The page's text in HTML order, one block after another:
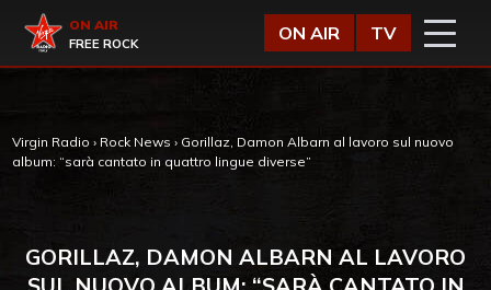
Virgin Radio
ON AIR
FREE ROCK
ON AIR TV
Virgin Radio › Rock News › Gorillaz, Damon Albarn al lavoro sul nuovo
album: “sarà cantato in quattro lingue diverse”
GORILLAZ, DAMON ALBARN AL LAVORO
SUL NUOVO ALBUM: “SARÀ CANTATO IN